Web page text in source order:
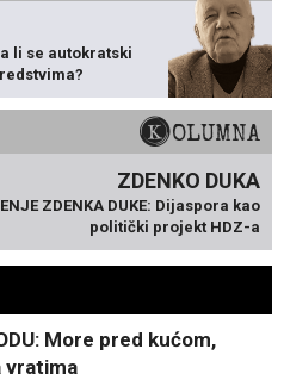
li se autokratski
KOLUMNA
ZDENKO DUKA
ZDENKA DUKE: Dijaspora kao
politički projekt HDZ-a
More pred kućom,
vratima